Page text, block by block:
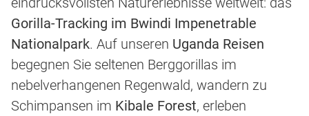
Gorilla-Tracking im Bwindi Impenetrable
Nationalpark. Auf unseren Uganda Reisen
begegnen Sie seltenen Berggorillas im
nebelverhangenen Regenwald, wandern zu
Schimpansen im Kibale Forest, erleben